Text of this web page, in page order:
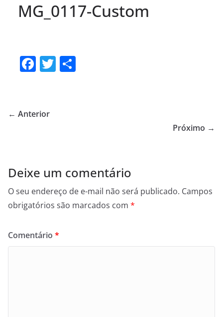
MG_0117-Custom
F
e
k
T
← Anterior
Próximo →
Deixe um comentário
O seu endereço de e-mail não será publicado. Campos
obrigatórios são marcados com *
Comentário *